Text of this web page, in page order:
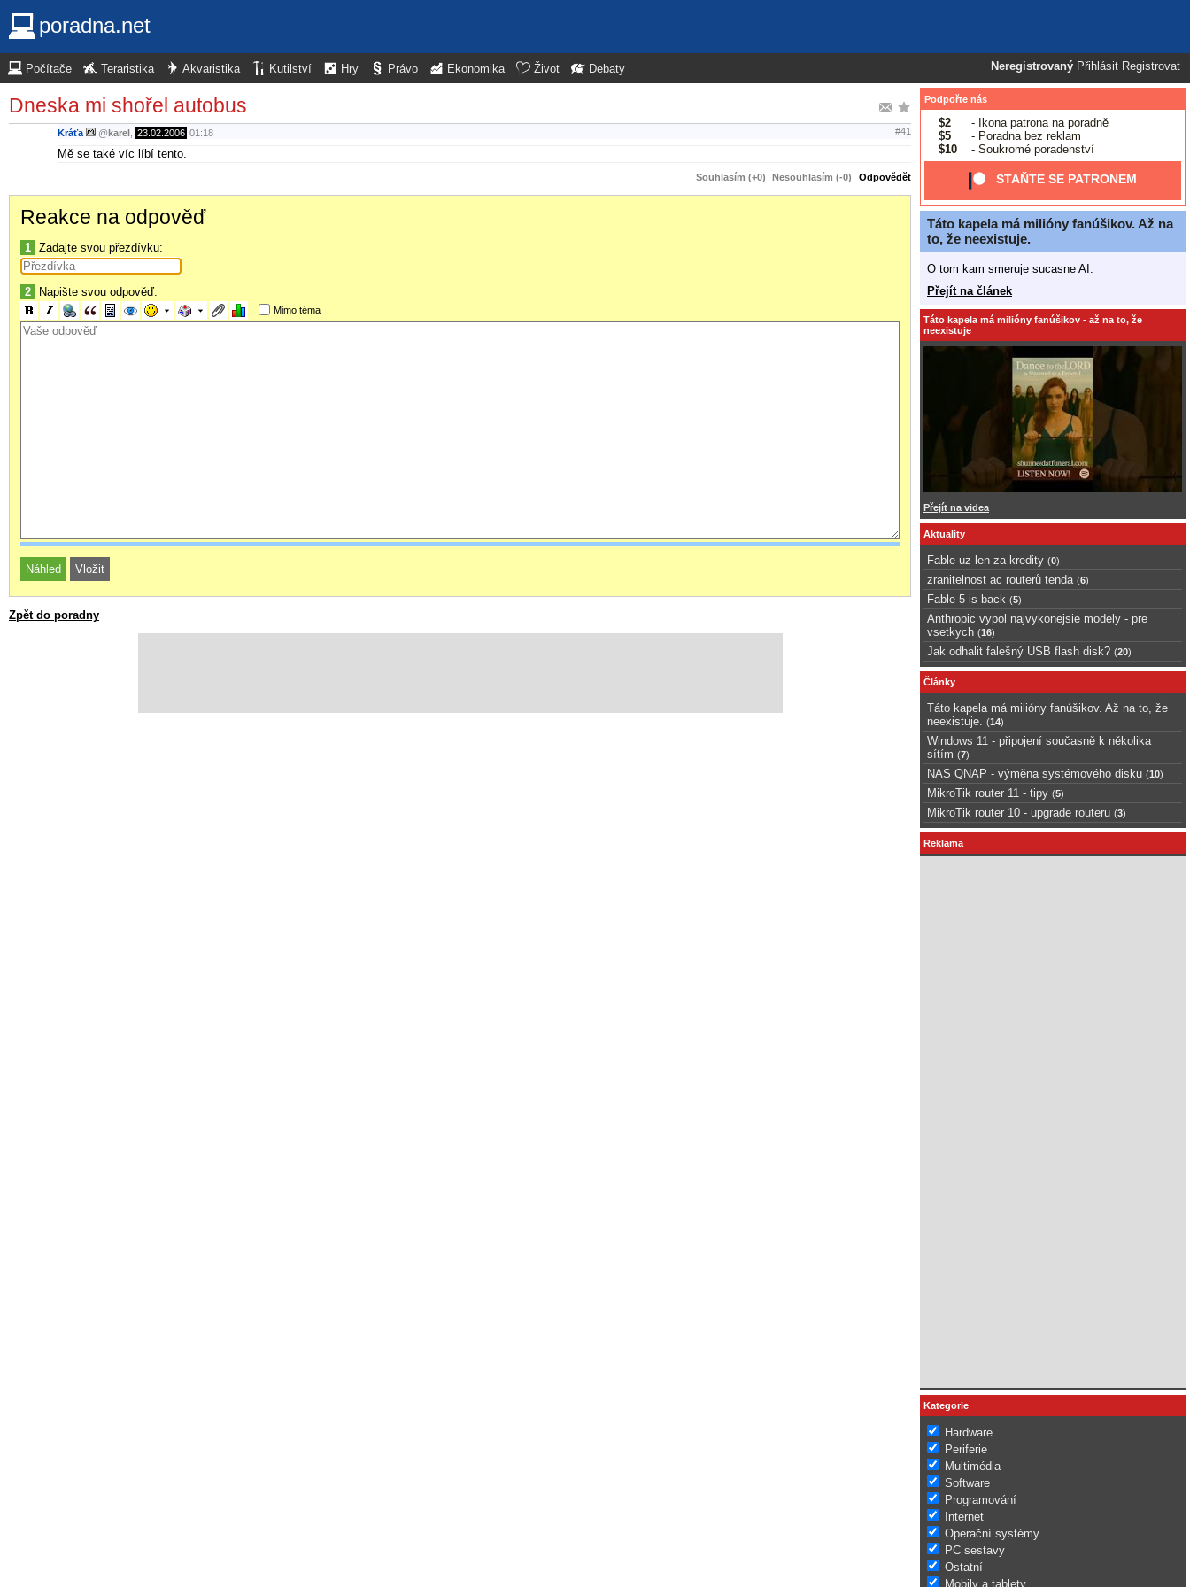
poradna.net
Neregistrovaný Přihlásit Registrovat
Počítače Teraristika Akvaristika Kutilství Hry Právo Ekonomika Život Debaty
Dneska mi shořel autobus
Kráťa @karel 23.02.2006 01:18 #41
Mě se také víc líbí tento.
Souhlasím (+0) Nesouhlasím (-0) Odpovědět
Reakce na odpověď
1 Zadajte svou přezdívku:
2 Napište svou odpověď:
Mimo téma
Zpět do poradny
Podpořte nás
$2
- Ikona patrona na poradně
$5
- Poradna bez reklam
$10
- Soukromé poradenství
STAŇTE SE PATRONEM
Táto kapela má milióny fanúšikov. Až na
to, že neexistuje.
O tom kam smeruje sucasne AI.
Přejít na článek
Táto kapela má milióny fanúšikov - až na to, že
neexistuje
Přejít na videa
Aktuality
Fable uz len za kredity (0)
zranitelnost ac routerů tenda (6)
Fable 5 is back (5)
Anthropic vypol najvykonejsie modely - pre
vsetkych (16)
Jak odhalit falešný USB flash disk? (20)
Články
Táto kapela má milióny fanúšikov. Až na to, že
neexistuje.
(14)
Windows 11 - připojení současně k několika
sítím (7)
NAS QNAP - výměna systémového disku (10)
MikroTik router 11 - tipy (5)
MikroTik router 10 - upgrade routeru (3)
Reklama
Kategorie
Hardware
Periferie
Multimédia
Software
Programování
Internet
Operační systémy
PC sestavy
Ostatní
Mobily a tablety